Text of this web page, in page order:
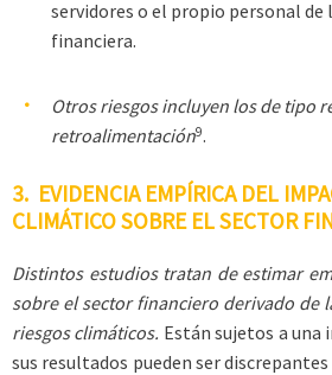
servidores o el propio personal
financiera.
Otros riesgos incluyen los de tipo
retroalimentación9.
3. EVIDENCIA EMPÍRICA DEL
CLIMÁTICO SOBRE EL SECTOR
Distintos estudios tratan de estimar
sobre el sector financiero derivado de
riesgos climáticos. Están sujetos a una
sus resultados pueden ser